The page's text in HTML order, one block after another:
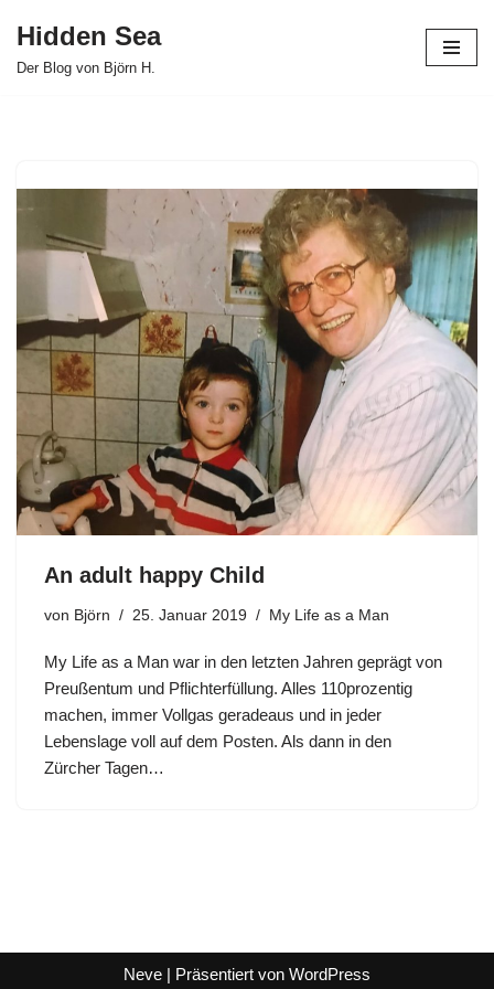
Zum
Hidden Sea
Der Blog von Björn H.
An adult happy Child
von Björn 25. Januar 2019 My Life as a Man
My Life as a Man war in den letzten Jahren geprägt von
Preußentum und Pflichterfüllung. Alles 110prozentig
machen, immer Vollgas geradeaus und in jeder
Lebenslage voll auf dem Posten. Als dann in den
Zürcher Tagen…
Neve | Präsentiert von WordPress